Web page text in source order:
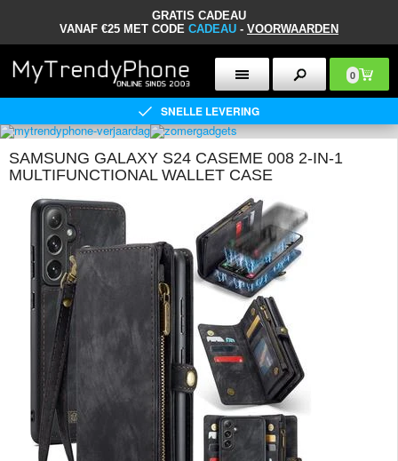
GRATIS CADEAU
VANAF €25 MET CODE CADEAU - VOORWAARDEN
0
SNELLE LEVERING
SAMSUNG GALAXY S24 CASEME 008 2-IN-1
MULTIFUNCTIONAL WALLET CASE